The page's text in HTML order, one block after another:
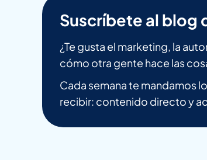
Suscríbete al blog
¿Te gusta el marketing, la
cómo otra gente hace las
Cada semana te mandamos
recibir: contenido directo y